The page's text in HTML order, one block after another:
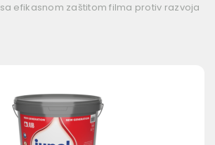
efikasnom zaštitom filma protiv razvoja